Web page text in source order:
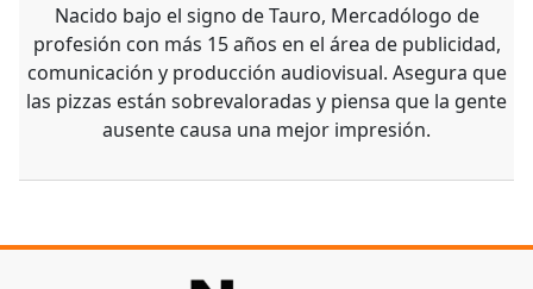
Nacido bajo el signo de Tauro, Mercadólogo de
profesión con más 15 años en el área de publicidad,
comunicación y producción audiovisual. Asegura que
las pizzas están sobrevaloradas y piensa que la gente
ausente causa una mejor impresión.